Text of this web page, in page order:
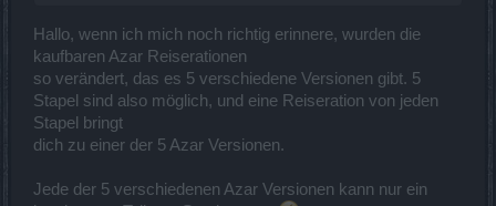
Hallo, wenn ich mich noch richtig erinnere, wurden die
kaufbaren Azar Reiserationen
so verändert, das es 5 verschiedene Versionen gibt. 5
Stapel sind also möglich, und eine Reiseration von jeden
Stapel bringt
dich zu einer der 5 Azar Versionen.
Jede der 5 verschiedenen Azar Versionen kann nur ein